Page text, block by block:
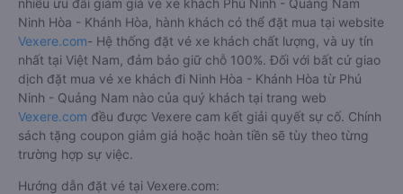
Ninh Hòa - Khánh Hòa, hành khách có thể đặt mua tại website
Vexere.com- Hệ thống đặt vé xe khách chất lượng, và uy tín
nhất tại Việt Nam, đảm bảo giữ chỗ 100%. Đối với bất cứ giao
dịch đặt mua vé xe khách đi Ninh Hòa - Khánh Hòa từ Phú
Ninh - Quảng Nam nào của quý khách tại trang web
Vexere.com đều được Vexere cam kết giải quyết sự cố. Chính
sách tặng coupon giảm giá hoặc hoàn tiền sẽ tùy theo từng
trường hợp sự việc.
Hướng dẫn đặt vé tại Vexere.com: